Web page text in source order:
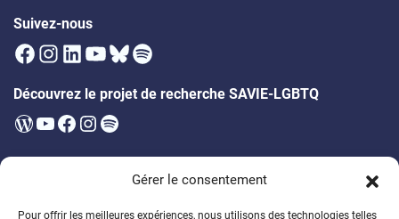
Gérer le consentement
Pour offrir les meilleures expériences, nous utilisons des technologies telles
Suivez-nous
Facebook
Instagram
LinkedIn
YouTube
Bluesky
Spotify
Découvrez le projet de recherche SAVIE-LGBTQ
WordPress
YouTube
Facebook
Instagram
Spotify